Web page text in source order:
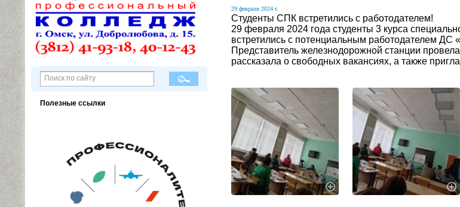
Полезные ссылки
29 февраля 2024 г.
Студенты СПК встретились с работодателем!
29 февраля 2024 года студенты 3 курса
встретились с потенциальным работодателем ДС
Представитель железнодорожной станции
рассказала о свободных вакансиях, а также